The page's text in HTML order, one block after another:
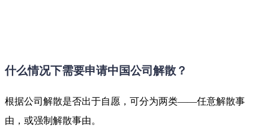
什么情况下需要申请中国公司解散？
根据公司解散是否出于自愿，可分为两类——任意解散事
由，或强制解散事由。